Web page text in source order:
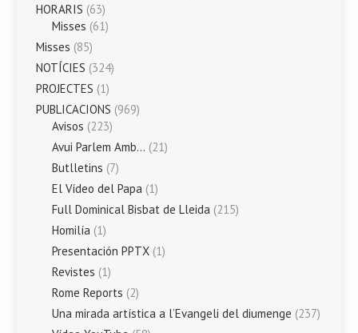
HORARIS (63)
Misses (61)
Misses (85)
NOTÍCIES (324)
PROJECTES (1)
PUBLICACIONS (969)
Avisos (223)
Avui Parlem Amb… (21)
Butlletins (7)
El Vídeo del Papa (1)
Full Dominical Bisbat de Lleida (215)
Homilía (1)
Presentación PPTX (1)
Revistes (1)
Rome Reports (2)
Una mirada artística a l’Evangeli del diumenge (237)